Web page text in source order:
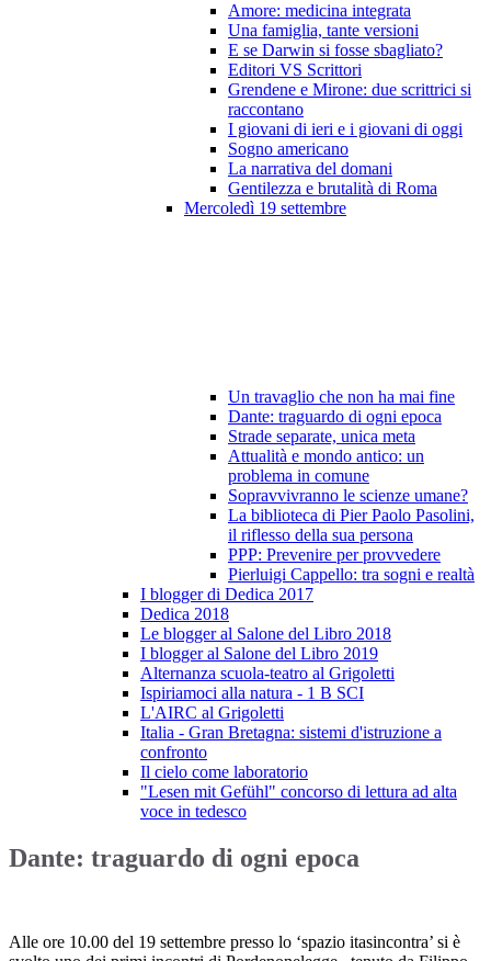
Amore: medicina integrata
Una famiglia, tante versioni
E se Darwin si fosse sbagliato?
Editori VS Scrittori
Grendene e Mirone: due scrittrici si
raccontano
I giovani di ieri e i giovani di oggi
Sogno americano
La narrativa del domani
Gentilezza e brutalità di Roma
Mercoledì 19 settembre
Un travaglio che non ha mai fine
Dante: traguardo di ogni epoca
Strade separate, unica meta
Attualità e mondo antico: un
problema in comune
Sopravvivranno le scienze umane?
La biblioteca di Pier Paolo Pasolini,
il riflesso della sua persona
PPP: Prevenire per provvedere
Pierluigi Cappello: tra sogni e realtà
I blogger di Dedica 2017
Dedica 2018
Le blogger al Salone del Libro 2018
I blogger al Salone del Libro 2019
Alternanza scuola-teatro al Grigoletti
Ispiriamoci alla natura - 1 B SCI
L'AIRC al Grigoletti
Italia - Gran Bretagna: sistemi d'istruzione a
confronto
Il cielo come laboratorio
"Lesen mit Gefühl" concorso di lettura ad alta
voce in tedesco
Dante: traguardo di ogni epoca
Alle ore 10.00 del 19 settembre presso lo ‘spazio itasincontra’ si è